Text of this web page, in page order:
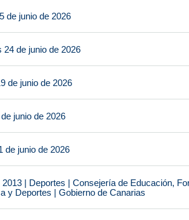
de junio de 2026
de junio de 2026
de junio de 2026
junio de 2026
de junio de 2026
| Deportes | Consejería de Educación,
y Deportes | Gobierno de Canarias